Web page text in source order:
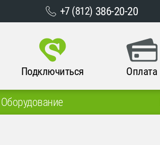
+7 (812) 386-20-20
Подключиться Оплата
Оборудование